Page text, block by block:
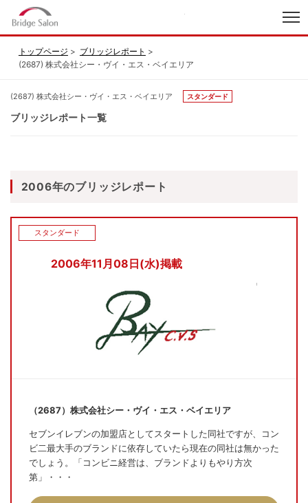
トップページ
ブリッジレポート
(2687) 株式会社シー・ヴイ・エス・ベイエリア
(2687) 株式会社シー・ヴイ・エス・ベイエリア スタンダード
ブリッジレポート一覧
2006年のブリッジレポート
2006年11月08日(水)掲載
スタンダード
（2687）株式会社シー・ヴイ・エス・ベイエリア
セブンイレブンの加盟店としてスタートした同社ですが、コン
ビ二最大手のブランドに依存していたら現在の同社は無かった
でしょう。「コンビニ経営は、ブランドよりもやり方次
第」・・・